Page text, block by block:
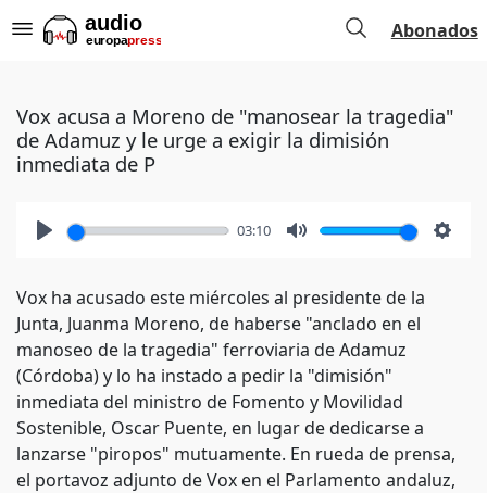
Abonados
Vox acusa a Moreno de "manosear la tragedia"
de Adamuz y le urge a exigir la dimisión
inmediata de P
03:10
Vox ha acusado este miércoles al presidente de la
Junta, Juanma Moreno, de haberse "anclado en el
manoseo de la tragedia" ferroviaria de Adamuz
(Córdoba) y lo ha instado a pedir la "dimisión"
inmediata del ministro de Fomento y Movilidad
Sostenible, Oscar Puente, en lugar de dedicarse a
lanzarse "piropos" mutuamente. En rueda de prensa,
el portavoz adjunto de Vox en el Parlamento andaluz,